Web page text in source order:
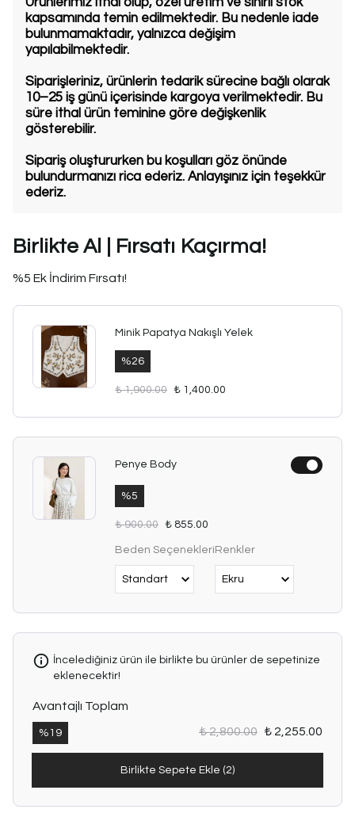
kapsamında temin edilmektedir. Bu nedenle iade
bulunmamaktadır, yalnızca değişim
yapılabilmektedir.
Siparişleriniz, ürünlerin tedarik sürecine bağlı olarak
10–25 iş günü içerisinde kargoya verilmektedir. Bu
süre ithal ürün teminine göre değişkenlik
gösterebilir.
Sipariş oluştururken bu koşulları göz önünde
bulundurmanızı rica ederiz. Anlayışınız için teşekkür
ederiz.
Birlikte Al | Fırsatı Kaçırma!
%5 Ek İndirim Fırsatı!
Minik Papatya Nakışlı Yelek
%26
₺ 1,900.00 ₺ 1,400.00
Penye Body
%5
₺ 900.00 ₺ 855.00
Beden SeçenekleriRenkler
İncelediğiniz ürün ile birlikte bu ürünler de sepetinize
eklenecektir!
Avantajlı Toplam
% 19 ₺ 2,800.00 ₺ 2,255.00
Birlikte Sepete Ekle (2)